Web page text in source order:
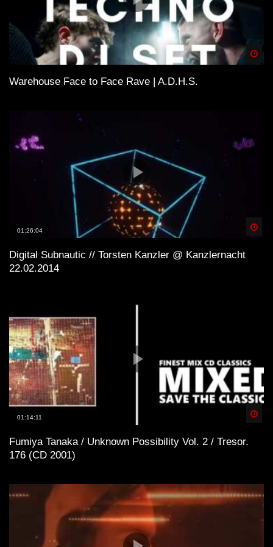
Warehouse Face to Face Rave | A.D.H.S.
01:26:04
Digital Subnautic // Torsten Kanzler @ Kanzlernacht
22.02.2014
01:14:11
Fumiya Tanaka / Unknown Possibility Vol. 2 / Tresor.
176 (CD 2001)